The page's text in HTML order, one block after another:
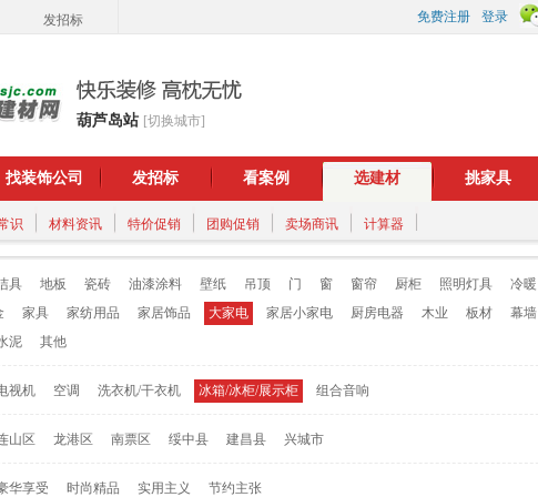
发招标 免费注册 登录
葫芦岛站 [切换城市]
找装饰公司 发招标 看案例 选建材 挑家具
识 材料资讯 特价促销 团购促销 卖场商讯 计算器
具 地板 瓷砖 油漆涂料 壁纸 吊顶 门 窗 窗帘 厨柜 照明灯具 冷暖
家具 家纺用品 家居饰品 大家电 家居小家电 厨房电器 木业 板材 幕墙
泥 其他
视机 空调 洗衣机/干衣机 冰箱/冰柜/展示柜 组合音响
山区 龙港区 南票区 绥中县 建昌县 兴城市
华享受 时尚精品 实用主义 节约主张